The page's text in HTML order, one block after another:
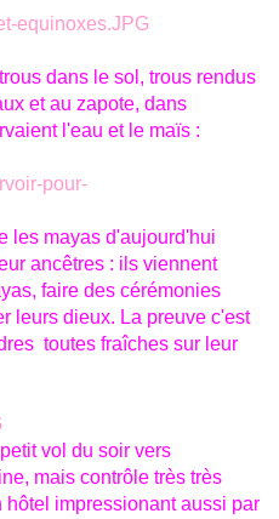
dans le sol, trous rendus
et au zapote, dans
l'eau et le maïs :
les mayas d'aujourd'hui
ancêtres : ils viennent
faire des cérémonies
leurs dieux. La preuve c'est
toutes fraîches sur leur
vol du soir vers
mais contrôle très très
impressionant aussi par